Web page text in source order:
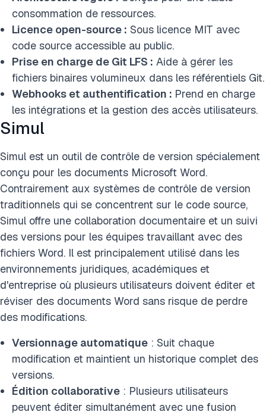
consommation de ressources.
Licence open-source : Sous licence MIT avec
code source accessible au public.
Prise en charge de Git LFS : Aide à gérer les
fichiers binaires volumineux dans les référentiels Git.
Webhooks et authentification : Prend en charge
les intégrations et la gestion des accès utilisateurs.
Simul
Simul est un outil de contrôle de version spécialement
conçu pour les documents Microsoft Word.
Contrairement aux systèmes de contrôle de version
traditionnels qui se concentrent sur le code source,
Simul offre une collaboration documentaire et un suivi
des versions pour les équipes travaillant avec des
fichiers Word. Il est principalement utilisé dans les
environnements juridiques, académiques et
d'entreprise où plusieurs utilisateurs doivent éditer et
réviser des documents Word sans risque de perdre
des modifications.
Versionnage automatique : Suit chaque
modification et maintient un historique complet des
versions.
Édition collaborative : Plusieurs utilisateurs
peuvent éditer simultanément avec une fusion